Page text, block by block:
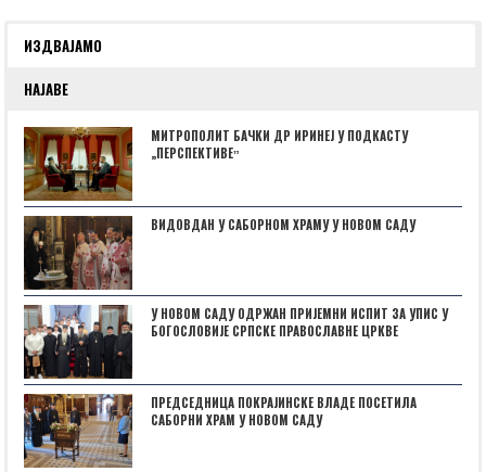
ИЗДВАЈАМО
НАЈАВЕ
МИТРОПОЛИТ БАЧКИ ДР ИРИНЕЈ У ПОДКАСТУ
„ПЕРСПЕКТИВЕˮ
ВИДОВДАН У САБОРНОМ ХРАМУ У НОВОМ САДУ
У НОВОМ САДУ ОДРЖАН ПРИЈЕМНИ ИСПИТ ЗА УПИС У
БОГОСЛОВИЈЕ СРПСКЕ ПРАВОСЛАВНЕ ЦРКВЕ
ПРЕДСЕДНИЦА ПОКРАЈИНСКЕ ВЛАДЕ ПОСЕТИЛА
САБОРНИ ХРАМ У НОВОМ САДУ